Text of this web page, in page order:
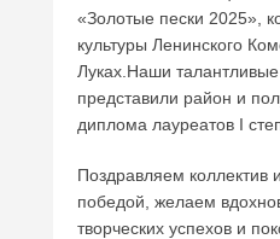
«Золотые пески 2025»,
культуры Ленинского
Луках.Наши
представили район и
диплома лауреатов I
Поздравляем коллектив
победой, желаем
творческих успехов и